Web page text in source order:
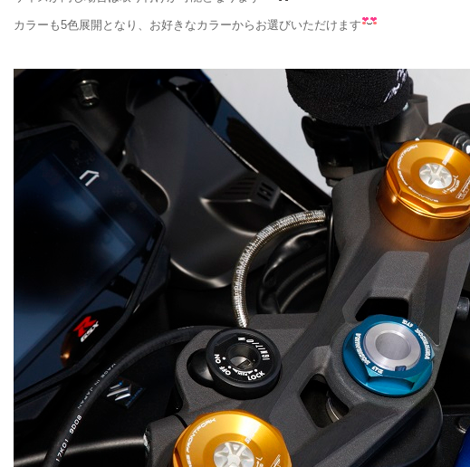
カラーも5色展開となり、お好きなカラーからお選びいただけます